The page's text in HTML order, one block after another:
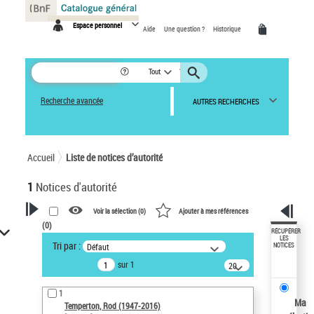
Espace personnel Aide Une question ? Historique
Tout
Recherche avancée AUTRES RECHERCHES
Accueil Liste de notices d’autorité
1 Notices d'autorité
VOTRE RECHERCHE
Recherche avancée dans les
notices d’autorité
Œuvres liées à l'auteur :
Temperton, Rod (1947-2016)
Voir la sélection (0) Ajouter à mes références
(0)
Tri par : Défaut
sur 1
20
résultats/page
1
Temperton, Rod (1947-2016)
RÉCUPÉRER
LES
NOTICES
Ma
Panneau de gestion des cookies